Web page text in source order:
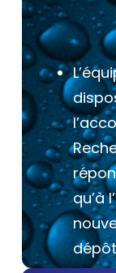
qu’à